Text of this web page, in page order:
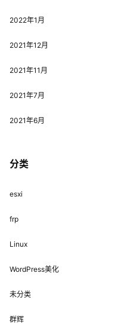
2022年1月
2021年12月
2021年11月
2021年7月
2021年6月
分类
esxi
frp
Linux
WordPress美化
未分类
群辉